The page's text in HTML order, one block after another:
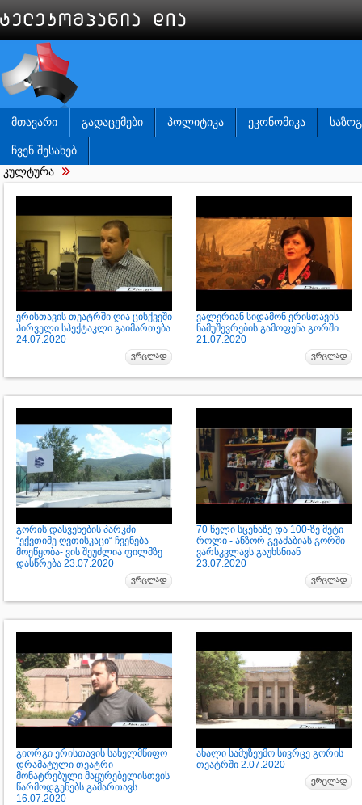
ᲛᲗᲐᲕᲐᲠᲘ ᲒᲐᲓᲐᲪᲔᲛᲔᲑᲘ ᲞᲝᲚᲘᲢᲘᲙᲐ ᲔᲙᲝᲜᲝᲛᲘᲙᲐ
ᲩᲕᲔᲜ ᲨᲔᲡᲐᲮᲔᲑ
კულტურა
ერისთავის თეატრში ღია ცისქვეში
პირველი სპექტაკლი გაიმართება
24.07.2020
ვალერიან სიდამონ ერისთავის
ნამუშევრების გამოფენა გორში
21.07.2020
გორის დასვენების პარკში
“ექვთიმე ღვთისკაცი“ ჩვენება
მოეწყობა- ვის შეუძლია ფილმზე
დასწრება 23.07.2020
70 წელი სცენაზე და 100-ზე მეტი
როლი - ანზორ გვაძაბიას გორში
ვარსკვლავს გაუხსნიან
23.07.2020
გიორგი ერისთავის სახელმწიფო
დრამატული თეატრი
მონატრებული მაყურებელისთვის
წარმოდგენებს გამართავს
16.07.2020
ახალი სამუზეუმო სივრცე გორის
თეატრში 2.07.2020